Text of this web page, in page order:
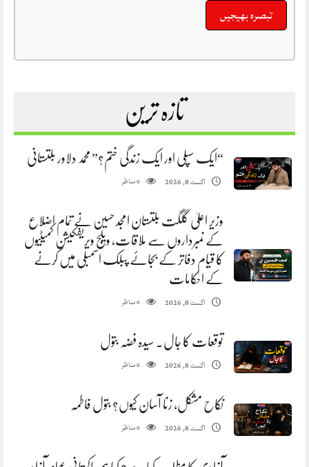
تازہ ترین
“ایک سپلی اور ایک زندگی ختم؟” محمد دلاور بلتستانی
اگست 8, 2026 0مناظر
وزیر اعلیٰ گلگت بلتستان امجد حسین نے تمام اضلاع
کے نمبرداروں سے ملاقات، ویلج ویریفکیشن کمیٹیوں
کا قیام دفاتر کے بجائے پبلک اسمبلی میں کرنے
کے احکامات
اگست 8, 2026 0مناظر
توقعات کا جال. سیدہ فضہ بتول
اگست 8, 2026 0مناظر
نکاح مشکل، زنا آسان کیوں؟ بتول فاطمہ
اگست 8, 2026 0مناظر